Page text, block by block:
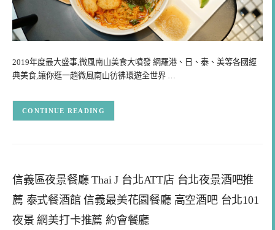
2019年度最大盛事,微風南山美食大噴發 網羅港、日、泰、美等各國經
典美食,讓你逛一趟微風南山彷彿環遊全世界 …
CONTINUE READING
信義區夜景餐廳 Thai J 台北ATT店 台北夜景酒吧推
薦 泰式餐酒館 信義最美花園餐廳 高空酒吧 台北101
夜景 網美打卡推薦 約會餐廳